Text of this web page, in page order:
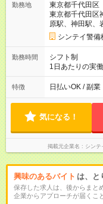
勤務地
東京都千代田区
東京都千代田区
原駅、神田駅、
シンテイ警
勤務時間
シフト制
1日あたりの実
時間労働（休憩１時間） シフト例 ・０
（休憩１時間あ
０９：００～１
特徴 日払いOK / 副
気になる！
掲載元企業名 シン
興味のあるバイト は、と
保存した求人は、後からまと
企業からアプローチが届くこ